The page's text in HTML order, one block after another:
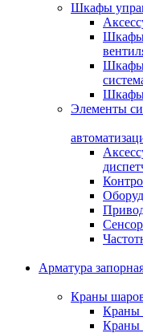
Шкафы
Шкафы
Шкафы
Шкафы
Элементы
Арматура
Краны
Краны
Краны